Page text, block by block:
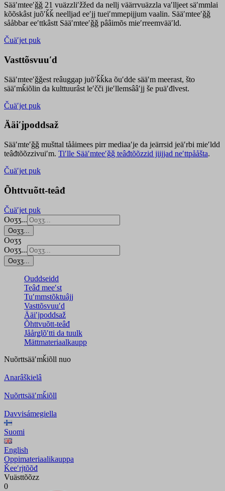
Sääʹmteeʹǧǧ 21 vuäzzliʹžžed da nellj väärrvuäzzla vaʹlljeet säʹmmlai
kõõskâst juõʹǩǩ neelljad eeʹjj tueiʹmmepijjum vaalin. Sääʹmteeʹǧǧ
sååbbar eeʹttkâstt Sääʹmteeʹǧǧ pââimõs mieʹrreemvääʹld.
Čuäʹjet puk
Vasttõsvuuʹd
Sääʹmteeʹǧǧest reâuggap juõʹǩǩka õuʹdde sääʹm meerast, što
sääʹmǩiõlin da kulttuurâst leʹčči jieʹllemsââʹjj še puäʹđlvest.
Čuäʹjet puk
Ääiʹjpoddsaž
Sääʹmteʹǧǧ mušttal tååimees pirr mediaaʹje da jeärrsid jeäʹrbi mieʹldd
teâđtõõzzivuiʹm. Tiʹlle Sääʹmteeʹǧǧ teâđtõõzzid jiijjad neʹttpååšta.
Čuäʹjet puk
Õhttvuõtt-teâđ
Čuäʹjet puk
Ooʒʒ...
Ooʒʒ...
Ooʒʒ
Ooʒʒ...
Ooʒʒ...
Ouddseidd
Teâđ meeʹst
Tuʹmmstõktuâjj
Vasttõsvuuʹd
Ääiʹjpoddsaž
Õhttvuõtt-teâđ
Jåårǥlõʹtti da tuulk
Mättmateriaalkaupp
Nuõrttsääʹmǩiõll nuo
Anarâškielâ
Nuõrttsääʹmǩiõll
Davvisámegiella
Suomi
English
Oppimateriaalikauppa
Ǩeeʹrjtõõđ
Vuästtõõzz
0